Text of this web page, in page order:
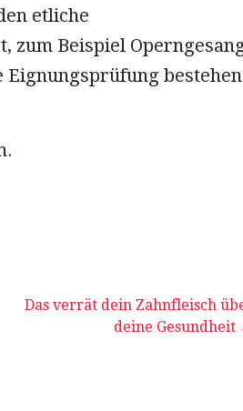
etliche
zum Beispiel
Das verrät dein Zahnfleisch
deine Gesundheit